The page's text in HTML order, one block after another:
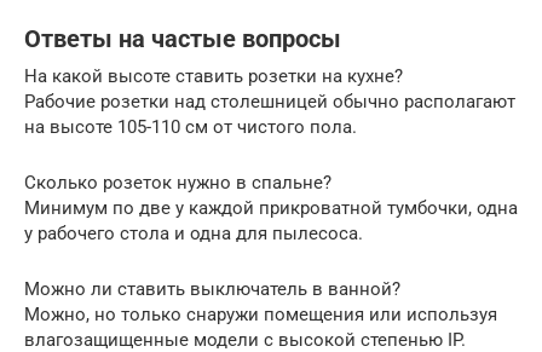
Ответы на частые вопросы
На какой высоте ставить розетки на кухне?
Рабочие розетки над столешницей обычно располагают
на высоте 105-110 см от чистого пола.
Сколько розеток нужно в спальне?
Минимум по две у каждой прикроватной тумбочки, одна
у рабочего стола и одна для пылесоса.
Можно ли ставить выключатель в ванной?
Можно, но только снаружи помещения или используя
влагозащищенные модели с высокой степенью IP.